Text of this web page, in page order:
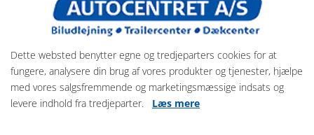
Dimensioner
Egenvægt
1.450 kg
Maksimallast
500 kg
Dette websted benytter egne og tredjeparters cookies for at
fungere, analysere din brug af vores produkter og tjenester, hjælpe
med vores salgsfremmende og marketingsmæssige indsats og
levere indhold fra tredjeparter. Læs mere